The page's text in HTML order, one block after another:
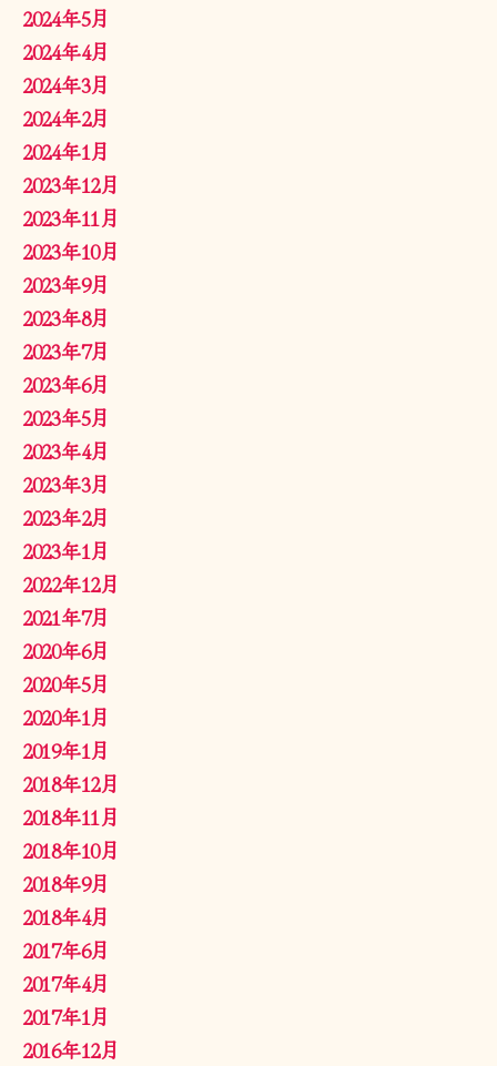
2024年5月
2024年4月
2024年3月
2024年2月
2024年1月
2023年12月
2023年11月
2023年10月
2023年9月
2023年8月
2023年7月
2023年6月
2023年5月
2023年4月
2023年3月
2023年2月
2023年1月
2022年12月
2021年7月
2020年6月
2020年5月
2020年1月
2019年1月
2018年12月
2018年11月
2018年10月
2018年9月
2018年4月
2017年6月
2017年4月
2017年1月
2016年12月